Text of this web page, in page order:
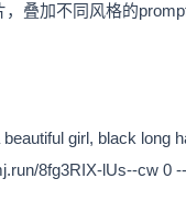
，叠加不同风格的
girl, black long
8fg3RIX-lUs--cw 0